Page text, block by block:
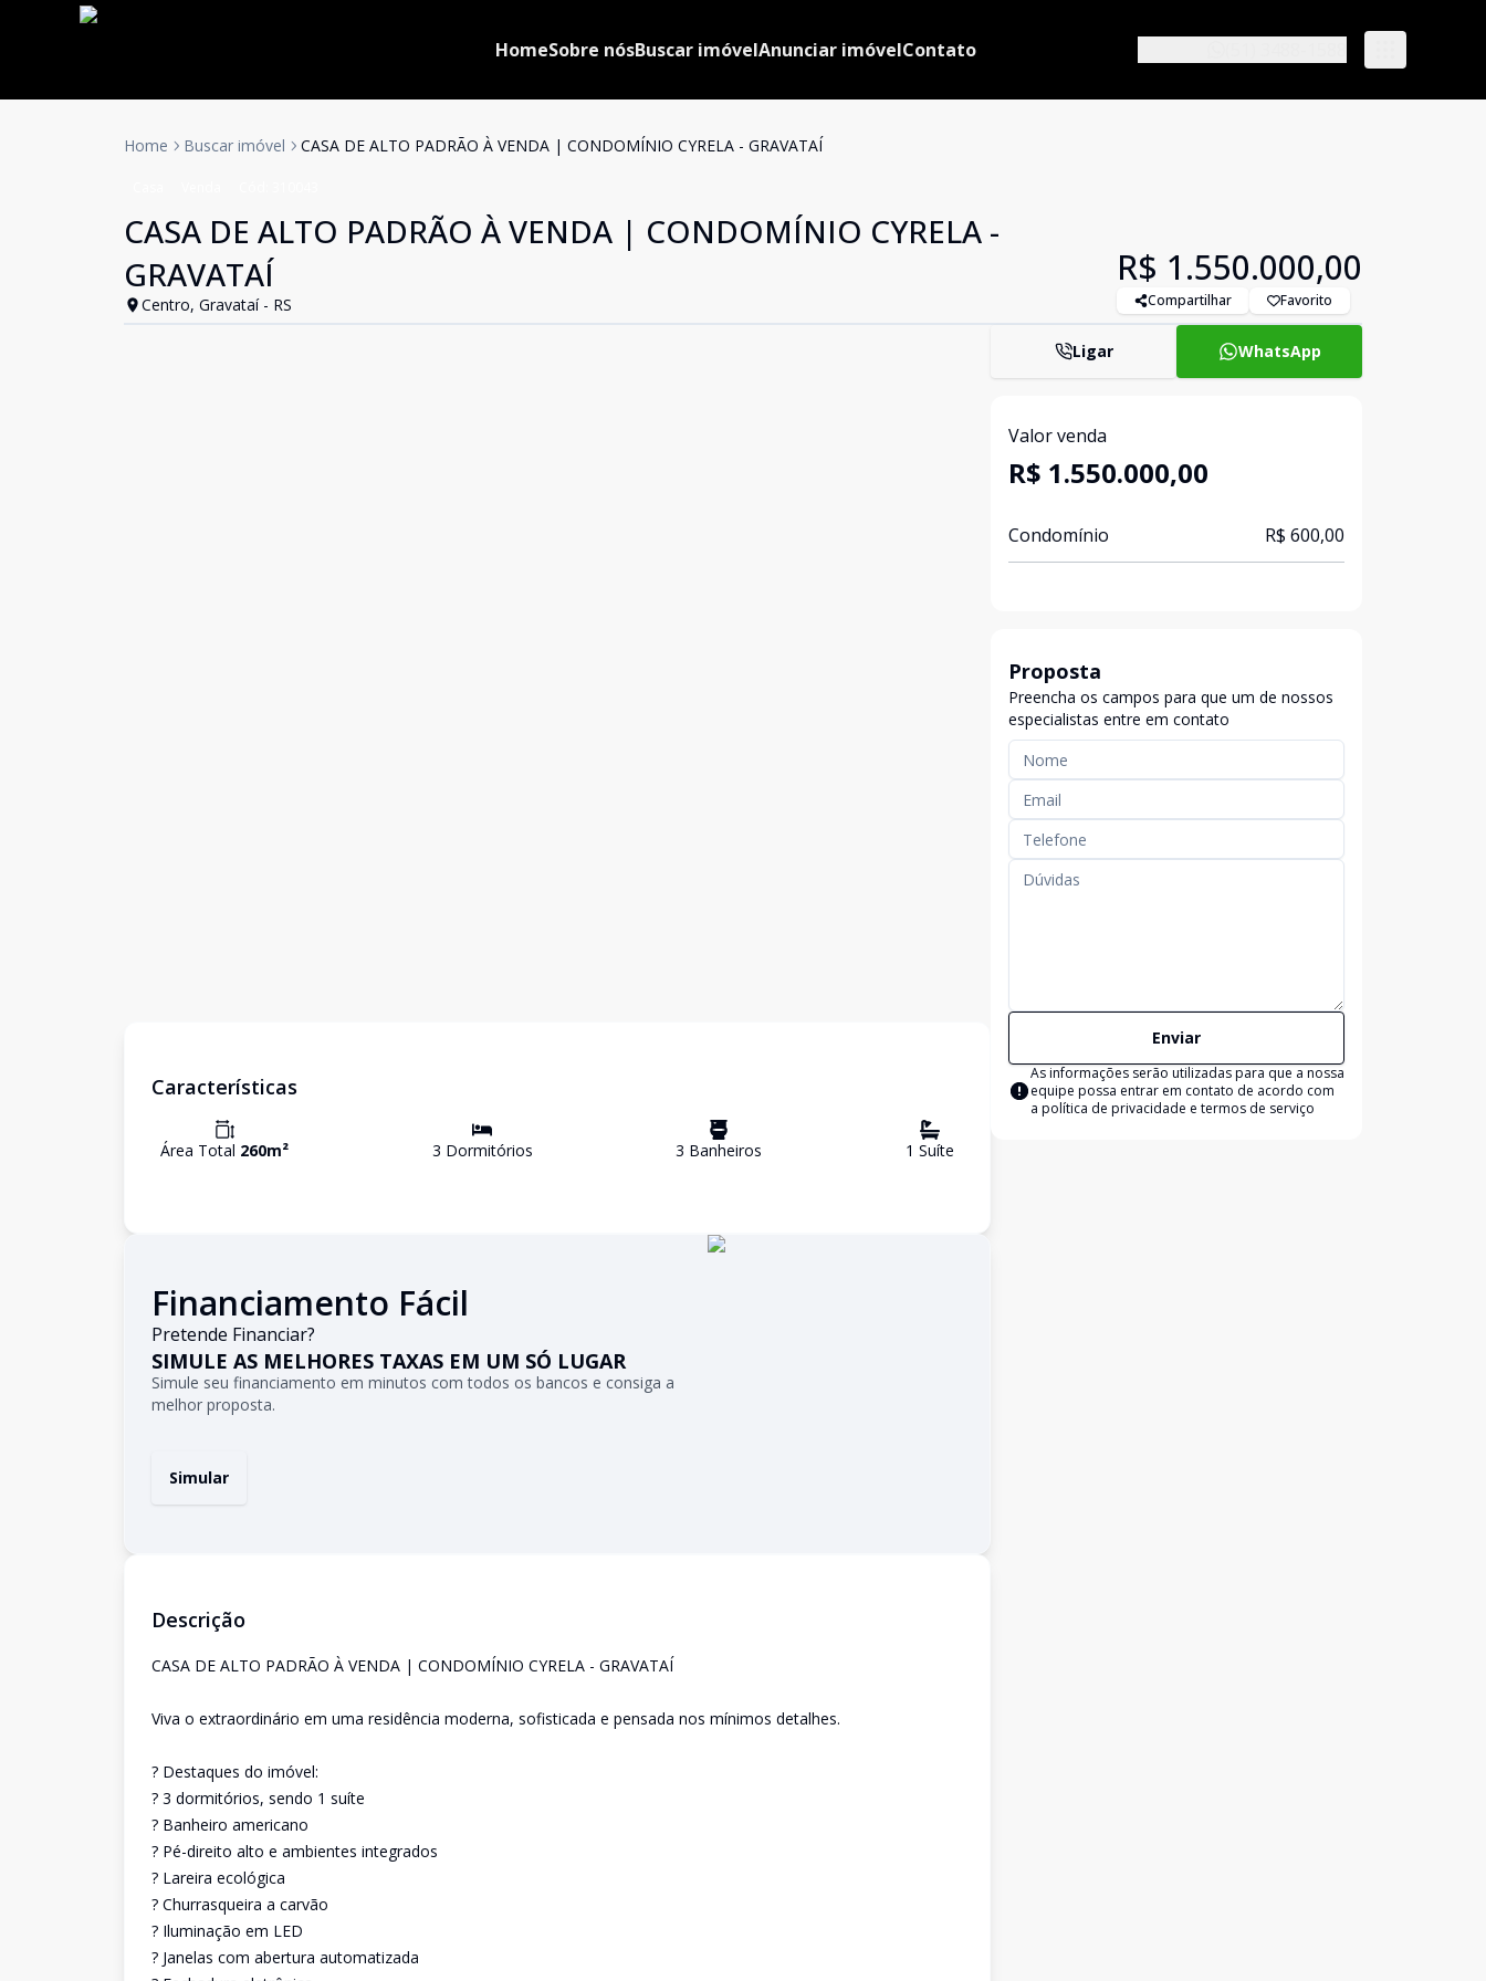
HomeSobre nósBuscar imóvelAnunciar imóvelContato
Home Buscar imóvel CASA DE ALTO PADRÃO À VENDA | CONDOMÍNIO CYRELA - GRAVATAÍ
CASA DE ALTO PADRÃO À VENDA | CONDOMÍNIO CYRELA -
GRAVATAÍ
Centro, Gravataí - RS
R$ 1.550.000,00
Compartilhar Favorito
Características
Área Total 260m² 3 Dormitórios 3 Banheiros 1 Suíte
Financiamento Fácil
Pretende Financiar?
SIMULE AS MELHORES TAXAS EM UM SÓ LUGAR
Simule seu financiamento em minutos com todos os bancos e consiga a
melhor proposta.
Simular
Descrição
CASA DE ALTO PADRÃO À VENDA | CONDOMÍNIO CYRELA - GRAVATAÍ
Viva o extraordinário em uma residência moderna, sofisticada e pensada nos mínimos detalhes.
? Destaques do imóvel:
? 3 dormitórios, sendo 1 suíte
? Banheiro americano
? Pé-direito alto e ambientes integrados
? Lareira ecológica
? Churrasqueira a carvão
? Iluminação em LED
? Janelas com abertura automatizada
Ligar WhatsApp
Valor venda
R$ 1.550.000,00
Condomínio R$ 600,00
Proposta
Preencha os campos para que um de nossos
especialistas entre em contato
Enviar
As informações serão utilizadas para que a nossa
equipe possa entrar em contato de acordo com
a política de privacidade e termos de serviço